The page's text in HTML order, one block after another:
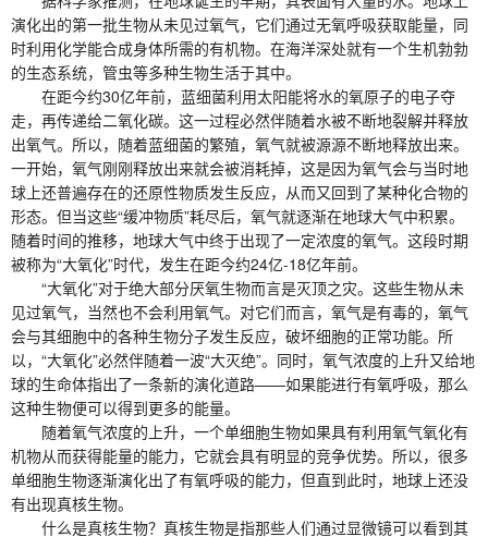
演化出的第一批生物从未见过氧气，它们通过无氧呼吸获取能量，同
时利用化学能合成身体所需的有机物。在海洋深处就有一个生机勃勃
的生态系统，管虫等多种生物生活于其中。
在距今约30亿年前，蓝细菌利用太阳能将水的氧原子的电子夺
走，再传递给二氧化碳。这一过程必然伴随着水被不断地裂解并释放
出氧气。所以，随着蓝细菌的繁殖，氧气就被源源不断地释放出来。
一开始，氧气刚刚释放出来就会被消耗掉，这是因为氧气会与当时地
球上还普遍存在的还原性物质发生反应，从而又回到了某种化合物的
形态。但当这些“缓冲物质”耗尽后，氧气就逐渐在地球大气中积累。
随着时间的推移，地球大气中终于出现了一定浓度的氧气。这段时期
被称为“大氧化”时代，发生在距今约24亿-18亿年前。
“大氧化”对于绝大部分厌氧生物而言是灭顶之灾。这些生物从未
见过氧气，当然也不会利用氧气。对它们而言，氧气是有毒的，氧气
会与其细胞中的各种生物分子发生反应，破坏细胞的正常功能。所
以，“大氧化”必然伴随着一波“大灭绝”。同时，氧气浓度的上升又给地
球的生命体指出了一条新的演化道路——如果能进行有氧呼吸，那么
这种生物便可以得到更多的能量。
随着氧气浓度的上升，一个单细胞生物如果具有利用氧气氧化有
机物从而获得能量的能力，它就会具有明显的竞争优势。所以，很多
单细胞生物逐渐演化出了有氧呼吸的能力，但直到此时，地球上还没
有出现真核生物。
什么是真核生物？真核生物是指那些人们通过显微镜可以看到其